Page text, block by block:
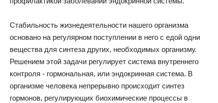
Стабильность жизнедеятельности нашего организма
основано на регулярном поступлении в него с едой одни
вещества для синтеза других, необходимых организму.
Решением этой задачи регулирует система внутреннего
контроля - гормональная, или эндокринная система. В
организме человека непрерывно происходит синтез
гормонов, регулирующих биохимические процессы в